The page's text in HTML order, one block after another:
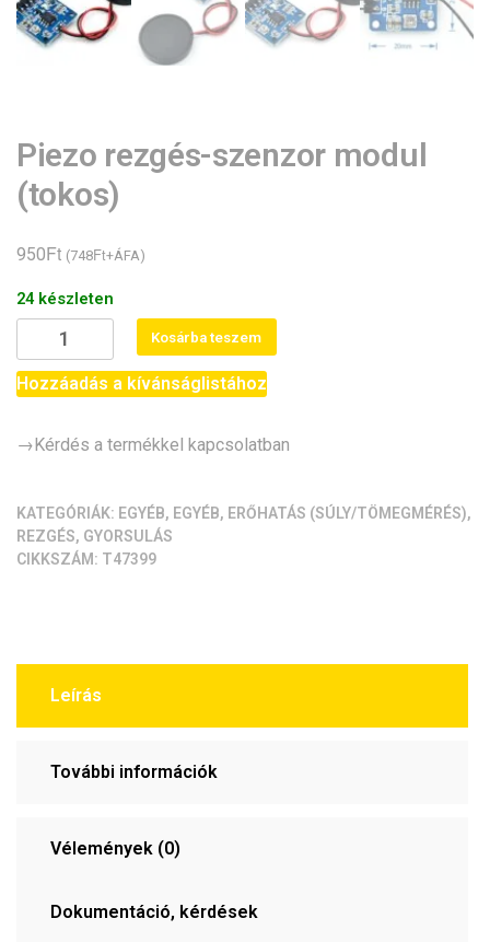
Piezo rezgés-szenzor modul
(tokos)
950Ft (748Ft+ÁFA)
24 készleten
Piezo
rezgés-
szenzor
(tokos)
Kosárba teszem
Hozzáadás a kívánságlistához
→Kérdés a termékkel kapcsolatban
KATEGÓRIÁK: EGYÉB, EGYÉB, ERŐHATÁS (SÚLY/TÖMEGMÉRÉS),
REZGÉS, GYORSULÁS
CIKKSZÁM: T47399
Leírás
További információk
Vélemények (0)
Dokumentáció, kérdések